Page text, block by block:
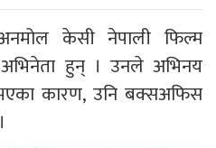
केसी नेपाली फिल्म
अभिनेता हुन् । उनले अभिनय
कारण, उनि बक्सअफिस